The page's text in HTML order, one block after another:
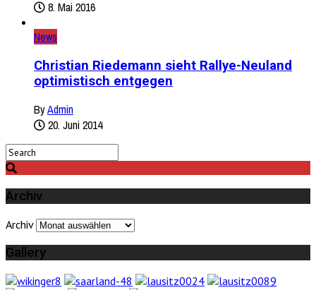
8. Mai 2016
News
Christian Riedemann sieht Rallye-Neuland
optimistisch entgegen
ByAdmin
20. Juni 2014
Archiv
Archiv
Gallery